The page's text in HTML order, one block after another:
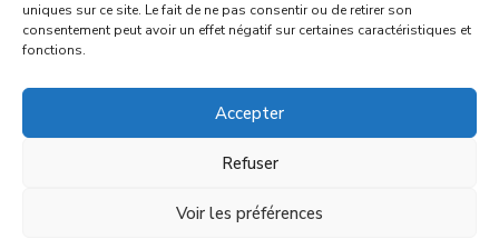
uniques sur ce site. Le fait de ne pas consentir ou de retirer son
consentement peut avoir un effet négatif sur certaines caractéristiques et
fonctions.
Accepter
Refuser
Voir les préférences
Mentions légales